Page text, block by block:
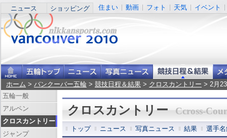
ニュース ショッピング 住まい 動画 フォト 天気 イベント
ホーム > バンクーバー五輪 > 競技日程＆結果 > クロスカントリー > 2月
クロスカントリー Ccross-
トップ ニュース 写真ニュース 結果 選手
五輪一般
アルペン
クロスカントリー
ジャンプ